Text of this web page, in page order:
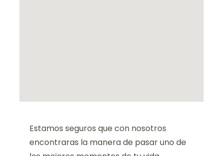
Estamos seguros que con nosotros
encontraras la manera de pasar uno de